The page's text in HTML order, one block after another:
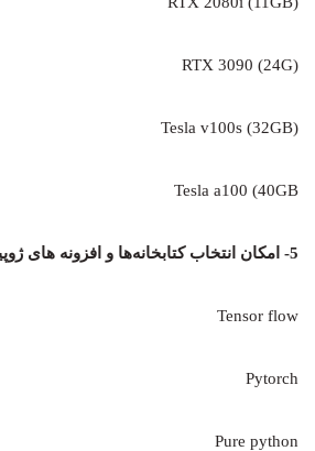
RTX 3090 (24G)
(32GB) Tesla v100s
Tesla a100 (40GB
5- امکان انتخاب کتابخانه‌ها و افزونه های ژوپیتر لب در ابر فردوسی:
Tensor flow
Pytorch
Pure python